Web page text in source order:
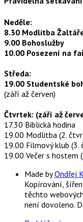
Neděle:
8.30 Modlitba
9.00 Bohoslužby
10.00 Posezení na
Středa:
19.00 Studentské
(září až červen)
Čtvrtek: (září až
17.30 Biblická hodina
19.00 Modlitba (2.
19.00 Filmový klub (3.
19.00 Večer s hostem
Made byOndřej
Kopírování,
těchto
není dovoleno.